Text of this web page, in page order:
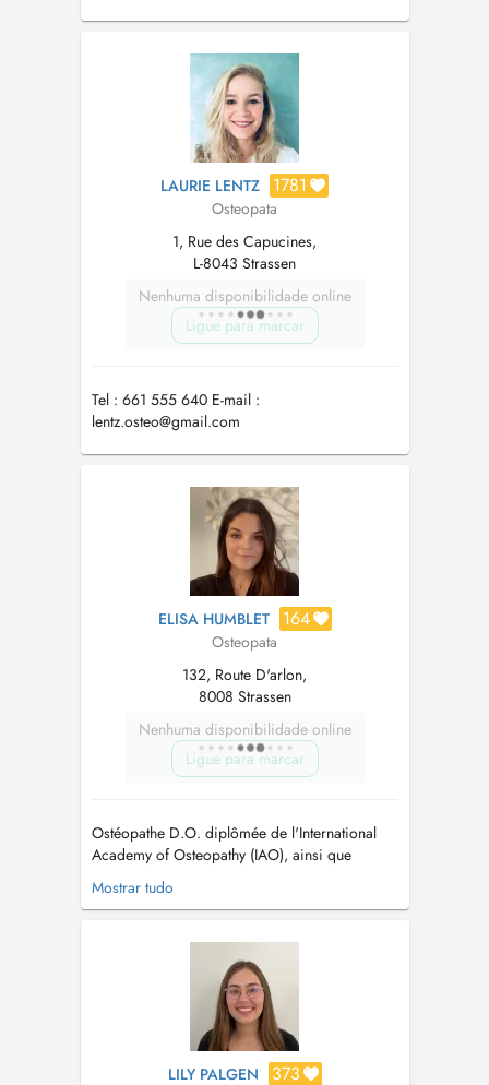
LAURIE LENTZ 1781
Osteopata
1, Rue des Capucines,
L-8043 Strassen
Nenhuma disponibilidade online
Ligue para marcar
Tel : 661 555 640 E-mail :
lentz.osteo@gmail.com
ELISA HUMBLET 164
Osteopata
132, Route D'arlon,
8008 Strassen
Nenhuma disponibilidade online
Ligue para marcar
Ostéopathe D.O. diplômée de l'International
Academy of Osteopathy (IAO), ainsi que
kinésithérapeute de formation, je base mes
traitements sur une vision globale du patient en
humain (mécanique, neuro-vasculaire, viscéral
et crânio-sacré). - Prise en cha...
Mostrar tudo
LILY PALGEN 373